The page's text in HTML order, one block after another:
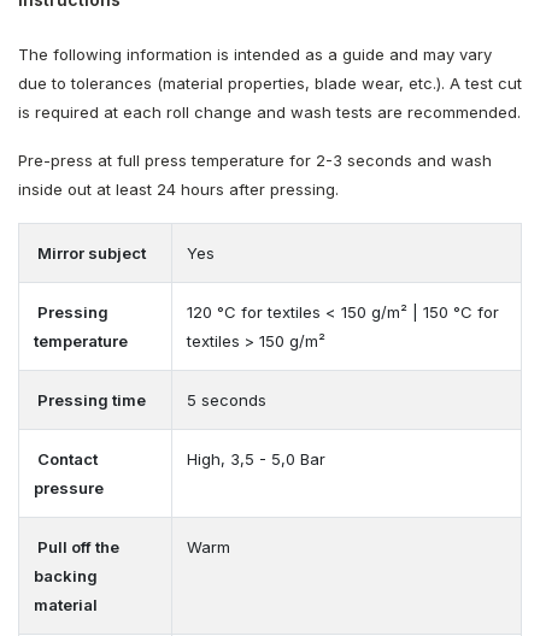
The following information is intended as a guide and may vary
due to tolerances (material properties, blade wear, etc.). A test cut
is required at each roll change and wash tests are recommended.
Pre-press at full press temperature for 2-3 seconds and wash
inside out at least 24 hours after pressing.
Mirror subject Yes
Pressing
temperature
120 °C for textiles < 150 g/m² | 150 °C for
textiles > 150 g/m²
Pressing time 5 seconds
Contact
pressure
High, 3,5 - 5,0 Bar
Pull off the
backing
material
Warm